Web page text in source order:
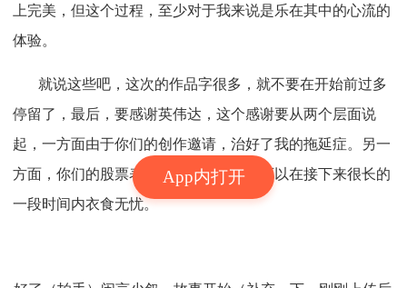
App内打开
上完美，但这个过程，至少对于我来说是乐在其中的心流的
体验。
就说这些吧，这次的作品字很多，就不要在开始前过多
停留了，最后，要感谢英伟达，这个感谢要从两个层面说
起，一方面由于你们的创作邀请，治好了我的拖延症。另一
方面，你们的股票表现真的很棒，让我可以在接下来很长的
一段时间内衣食无忧。